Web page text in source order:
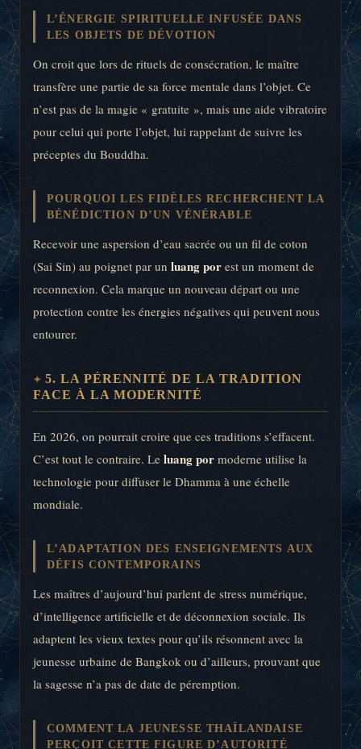
L’ÉNERGIE SPIRITUELLE INFUSÉE DANS
LES OBJETS DE DÉVOTION
On croit que lors de rituels de consécration, le maître
transfère une partie de sa force mentale dans l’objet. Ce
n’est pas de la magie « gratuite », mais une aide vibratoire
pour celui qui porte l’objet, lui rappelant de suivre les
préceptes du Bouddha.
POURQUOI LES FIDÈLES RECHERCHENT LA
BÉNÉDICTION D’UN VÉNÉRABLE
Recevoir une aspersion d’eau sacrée ou un fil de coton
(Sai Sin) au poignet par un luang por est un moment de
reconnexion. Cela marque un nouveau départ ou une
protection contre les énergies négatives qui peuvent nous
entourer.
5. LA PÉRENNITÉ DE LA TRADITION
FACE À LA MODERNITÉ
En 2026, on pourrait croire que ces traditions s’effacent.
C’est tout le contraire. Le luang por moderne utilise la
technologie pour diffuser le Dhamma à une échelle
mondiale.
L’ADAPTATION DES ENSEIGNEMENTS AUX
DÉFIS CONTEMPORAINS
Les maîtres d’aujourd’hui parlent de stress numérique,
d’intelligence artificielle et de déconnexion sociale. Ils
adaptent les vieux textes pour qu’ils résonnent avec la
jeunesse urbaine de Bangkok ou d’ailleurs, prouvant que
la sagesse n’a pas de date de péremption.
COMMENT LA JEUNESSE THAÏLANDAISE
PERÇOIT CETTE FIGURE D’AUTORITÉ